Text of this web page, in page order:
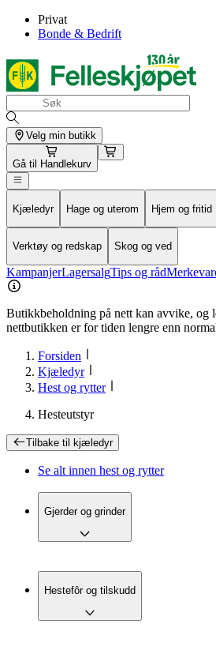
Privat
Bonde & Bedrift
Velg min butikk
Gå til Handlekurv
Kjæledyr Hage og uterom Hjem og fritid
Verktøy og redskap Skog og ved
KampanjerLagersalgTips og råd
Butikkbeholdning på nett kan avvike, og
nettbutikken er for tiden lengre enn
Forsiden
Kjæledyr
Hest og rytter
Hesteutstyr
Tilbake til kjæledyr
Se alt innen hest og rytter
Gjerder og grinder
Hestefôr og tilskudd